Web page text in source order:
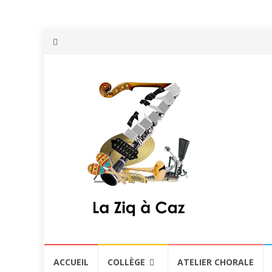
ACCUEIL COLLÈGE ATELIER CHORALE